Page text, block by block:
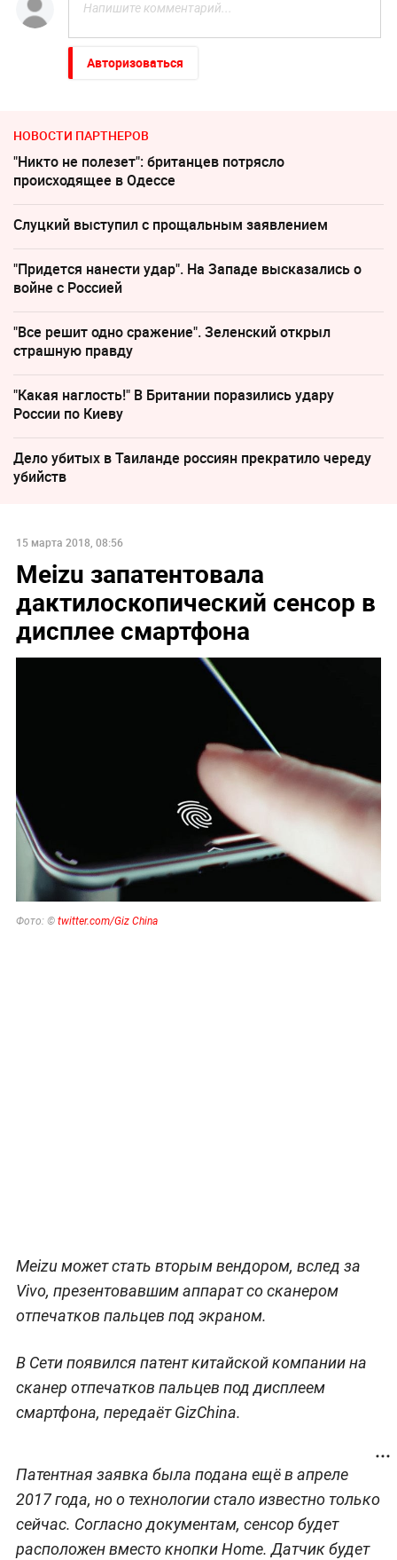
Авторизоваться
НОВОСТИ ПАРТНЕРОВ
"Никто не полезет": британцев потрясло
происходящее в Одессе
Слуцкий выступил с прощальным заявлением
"Придется нанести удар". На Западе высказались о
войне с Россией
"Все решит одно сражение". Зеленский открыл
страшную правду
"Какая наглость!" В Британии поразились удару
России по Киеву
Дело убитых в Таиланде россиян прекратило череду
убийств
15 марта 2018, 08:56
Meizu запатентовала
дактилоскопический сенсор в
дисплее смартфона
Фото: © twitter.com/Giz China
Meizu может стать вторым вендором, вслед за
Vivo, презентовавшим аппарат со сканером
отпечатков пальцев под экраном.
В Сети появился патент китайской компании на
сканер отпечатков пальцев под дисплеем
смартфона, передаёт GizChina.
Патентная заявка была подана ещё в апреле
2017 года, но о технологии стало известно только
сейчас. Согласно документам, сенсор будет
расположен вместо кнопки Home. Датчик будет